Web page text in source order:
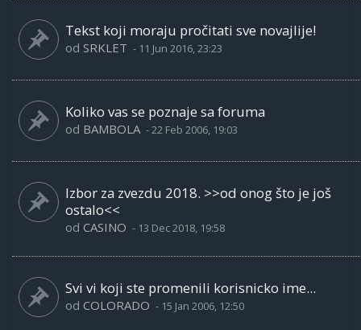
Tekst koji moraju pročitati sve novajlije!
od SRKLET - 11 Jun 2016, 23:23
Koliko vas se poznaje sa foruma
od BAMBOLA -22 Feb 2006, 19:03
Izbor za zvezdu 2018. >>od onog što je još
ostalo<<
od CASINO - 13 Dec 2018, 19:58
Svi vi koji ste promenili korisnicko ime...
od COLORADO - 15 Jan 2006, 12:50